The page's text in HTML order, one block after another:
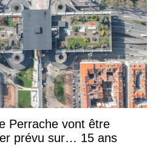
Perrache vont être
prévu sur… 15 ans